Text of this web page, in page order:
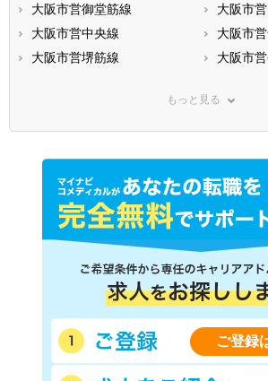
大阪市営御堂筋線
大阪市
大阪市営中央線
大阪市
大阪市営堺筋線
大阪市
ＪＲ東海道本線(米原－神戸)
ＪＲ関
ＪＲ片町線
ＪＲ福
ＪＲ阪和線(天王寺－和歌山)
ＪＲ関西
ＪＲ桜島線
ＪＲお
阪神本線
阪神な
京阪交野
京阪中之島線
阪急神
阪急京
阪急箕面線
近鉄大阪線
近鉄奈
近鉄難波線
もっと見る
ご登録